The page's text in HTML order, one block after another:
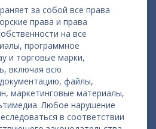
за собой все права
права и права
на все
программное
и торговые марки,
включая всю
файлы,
маркетинговые материалы,
Любое нарушение
в соответствии